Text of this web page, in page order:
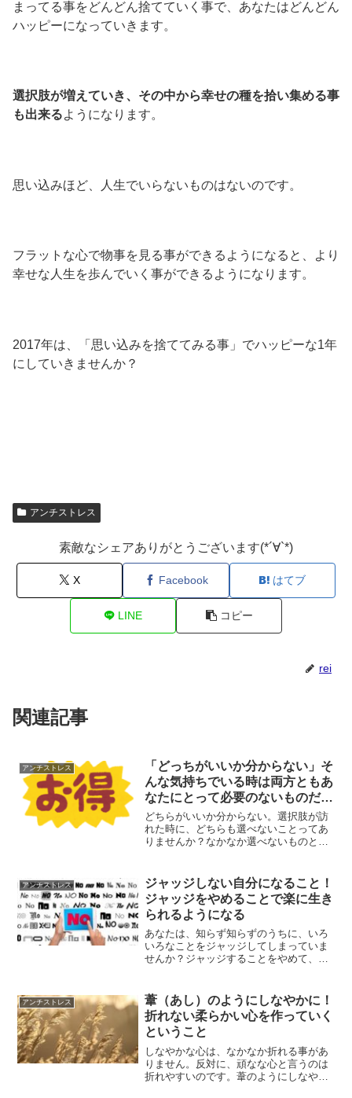
まってる事をどんどん捨てていく事で、あなたはどんどん
ハッピーになっていきます。
選択肢が増えていき、その中から幸せの種を拾い集める事
も出来るようになります。
思い込みほど、人生でいらないものはないのです。
フラットな心で物事を見る事ができるようになると、より
幸せな人生を歩んでいく事ができるようになります。
2017年は、「思い込みを捨ててみる事」でハッピーな1年
にしていきませんか？
アンチストレス
素敵なシェアありがとうございます(*´∀`*)
X Facebook はてブ
LINE コピー
rei
関連記事
アンチストレス
「どっちがいいか分からない」そ
んな気持ちでいる時は両方ともあ
なたにとって必要のないものだと
いうこと
どちらがいいか分からない。選択肢が訪
れた時に、どちらも選べないことってあ
りませんか？なかなか選べないものとい
ちらも選べない時にどうしたらいいのか
について、解説していきます。
アンチストレス
ジャッジしない自分になること！
ジャッジをやめることで楽に生き
られるようになる
あなたは、知らず知らずのうちに、いろ
いろなことをジャッジしてしまっていま
せんか？ジャッジすることをやめて、フ
ます。ジャッジをやめることで得られる
ことについてです。
アンチストレス
葦（あし）のようにしなやかに！
折れない柔らかい心を作っていく
ということ
しなやかな心は、なかなか折れる事があ
りません。反対に、頑なな心と言うのは
折れやすいのです。葦のようにしなやか